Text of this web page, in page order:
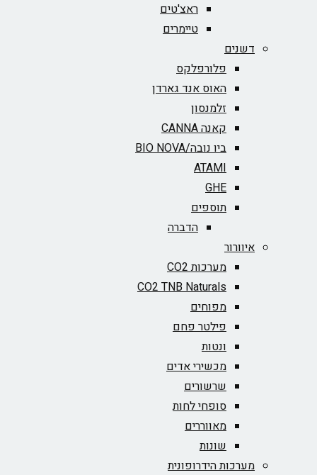
ראצ'טים
טיימרים
דשנים
פלורפלקס
האוס אנד גארדן
זלמנסון
קאנה CANNA
ביו נובה/BIO NOVA‏
ATAMI
GHE
תוספים
הדברה
איוורור
מערכות CO2
CO2 TNB Naturals
מפוחים
פילטר פחם
ונטות
מכשירי אדים
שרשורים
סופחי לחות
מאווררים
שונות
מערכות הידרופונית